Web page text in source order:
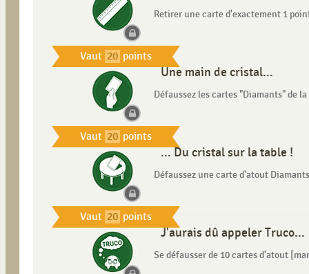
Vaut 20 points
Retirer une carte d'exactement 1
Vaut 20 points
Une main de cristal...
Défaussez les cartes "Diamants" de
Vaut 20 points
... Du cristal sur la table !
Défaussez une carte d'atout
J'aurais dû appeler Truco...
Se défausser de 10 cartes d'atout